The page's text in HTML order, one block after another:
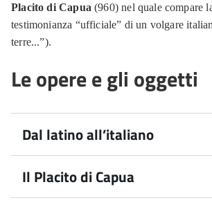
Placito di Capua (960) nel quale compare
testimonianza “ufficiale” di un volgare
terre...”).
Le opere e gli oggetti
Dal latino all’italiano
Un graffito pompeiano e le epigrafi
Il Placito di Capua